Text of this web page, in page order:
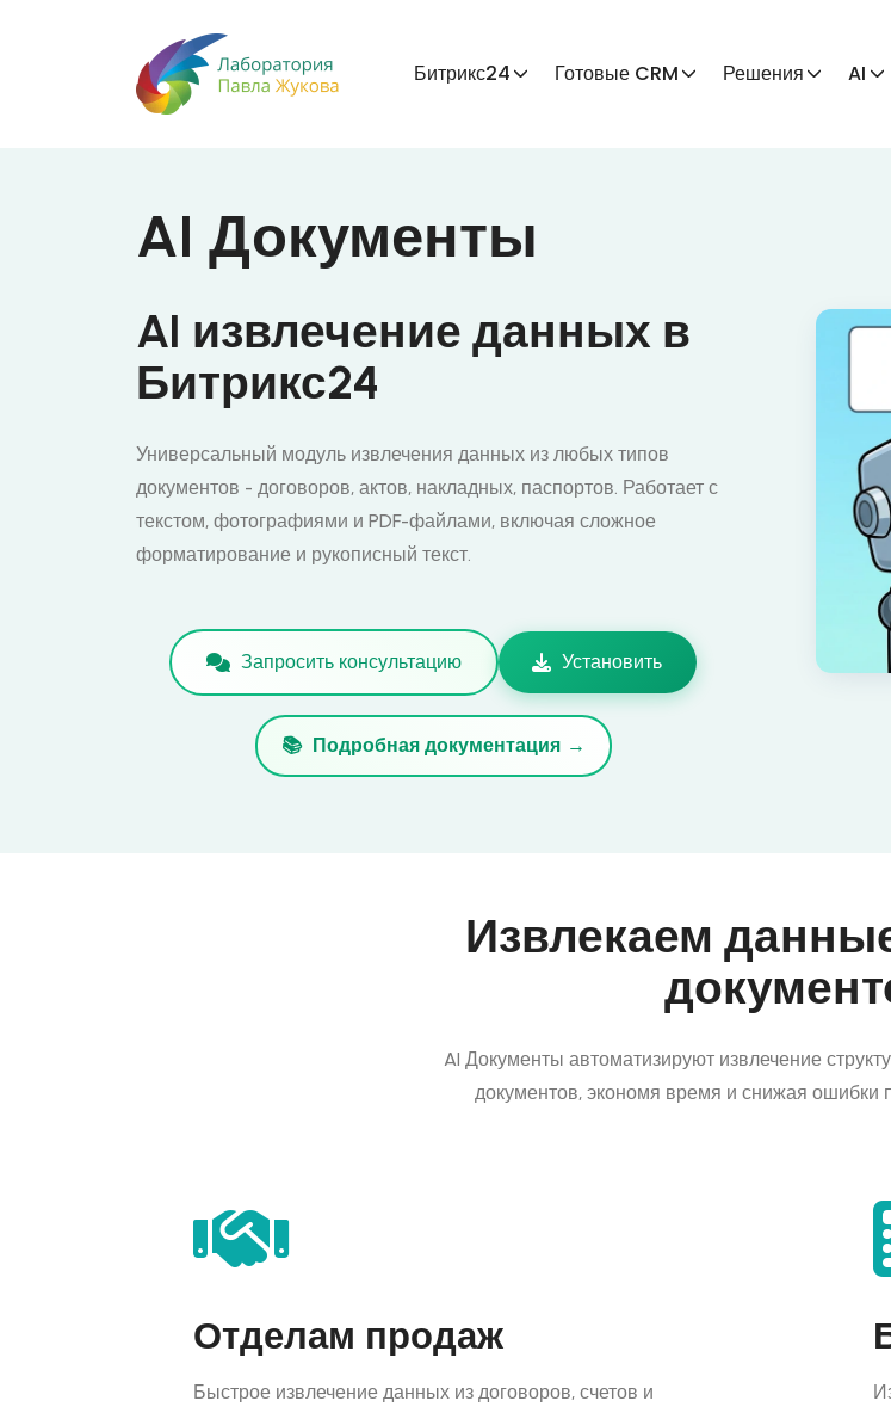
Битрикс24 Готовые CRM Решения AI
AI Документы
AI извлечение данных в
Битрикс24
Универсальный модуль извлечения данных из любых типов
документов - договоров, актов, накладных, паспортов. Работает с
текстом, фотографиями и PDF-файлами, включая сложное
форматирование и рукописный текст.
Запросить консультацию Установить
Подробная документация
Извлекаем
AI Документы автоматизируют извлечение
документов, экономя время и снижая ошибки
Отделам продаж
Быстрое извлечение данных из договоров, счетов и